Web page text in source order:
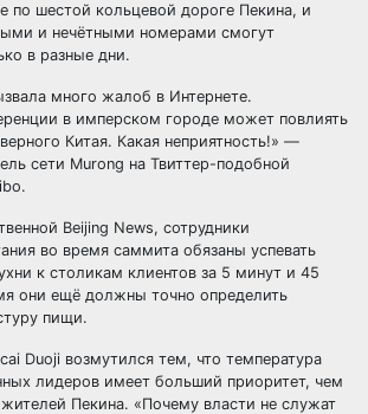
по шестой кольцевой дороге Пекина, и
и нечётными номерами смогут
в разные дни.
много жалоб в Интернете.
в имперском городе может повлиять
Китая. Какая неприятность!» —
сети Murong на Твиттер-подобной
Beijing News, сотрудники
во время саммита обязаны успевать
к столикам клиентов за 5 минут и 45
они ещё должны точно определить
пищи.
Duoji возмутился тем, что температура
лидеров имеет больший приоритет, чем
Пекина. «Почему власти не служат